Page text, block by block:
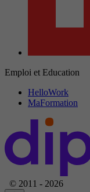
Emploi et Education
HelloWork
MaFormation
© 2011 - 2026